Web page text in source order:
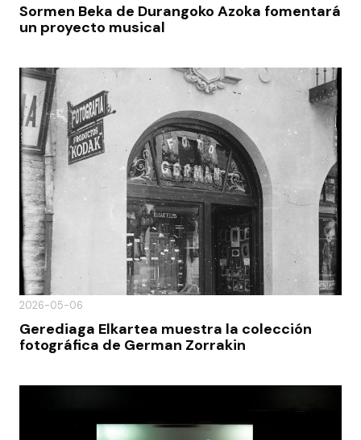
Sormen Beka de Durangoko Azoka fomentará
un proyecto musical
2026-05-06
Gerediaga Elkartea muestra la colección
fotográfica de German Zorrakin